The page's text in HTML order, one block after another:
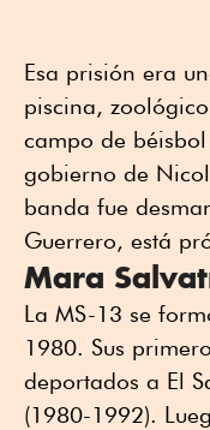
Esa prisión era
piscina,
campo de
gobierno de
banda fue
Guerrero, está
Mara
La MS-13 se
1980. Sus
deportados a El
(1980-1992).